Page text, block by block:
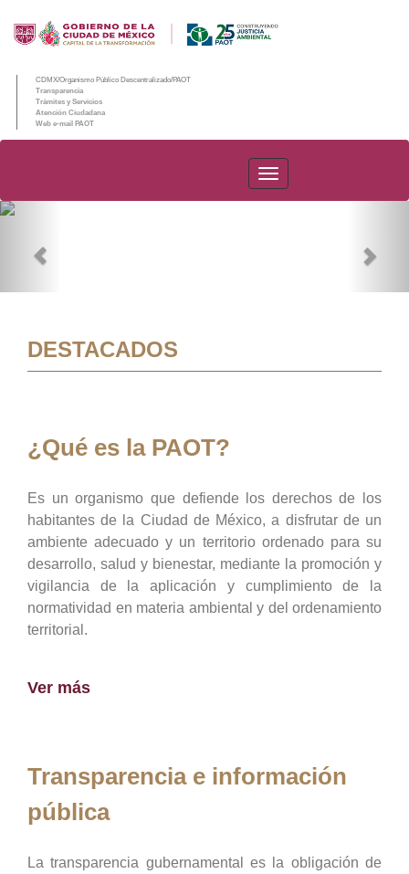
CDMX/Organismo Público Descentralizado/PAOT
Transparencia
Trámites y Servicios
Atención Ciudadana
Web e-mail PAOT
PAOT
DESTACADOS
¿Qué es la PAOT?
Es un organismo que defiende los derechos de los
habitantes de la Ciudad de México, a disfrutar de un
ambiente adecuado y un territorio ordenado para su
desarrollo, salud y bienestar, mediante la promoción y
vigilancia de la aplicación y cumplimiento de la
normatividad en materia ambiental y del ordenamiento
territorial.
Ver más
Transparencia e información
pública
La transparencia gubernamental es la obligación de